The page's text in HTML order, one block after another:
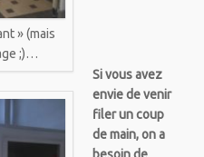
» (mais
;)…
Si vous avez
envie de venir
filer un coup
de main, on a